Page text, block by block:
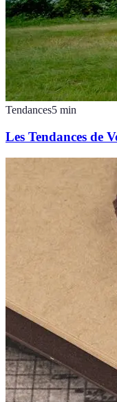
Tendances5 min
Les Tendances de